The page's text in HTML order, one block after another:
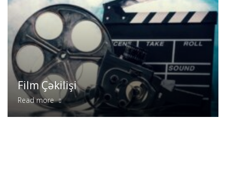
Film Çəkilişi
Read more
TV Layihələr